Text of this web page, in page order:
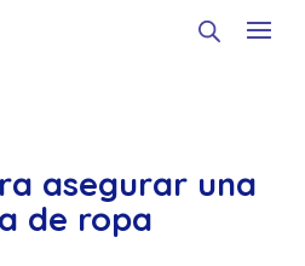
asegurar una
de ropa